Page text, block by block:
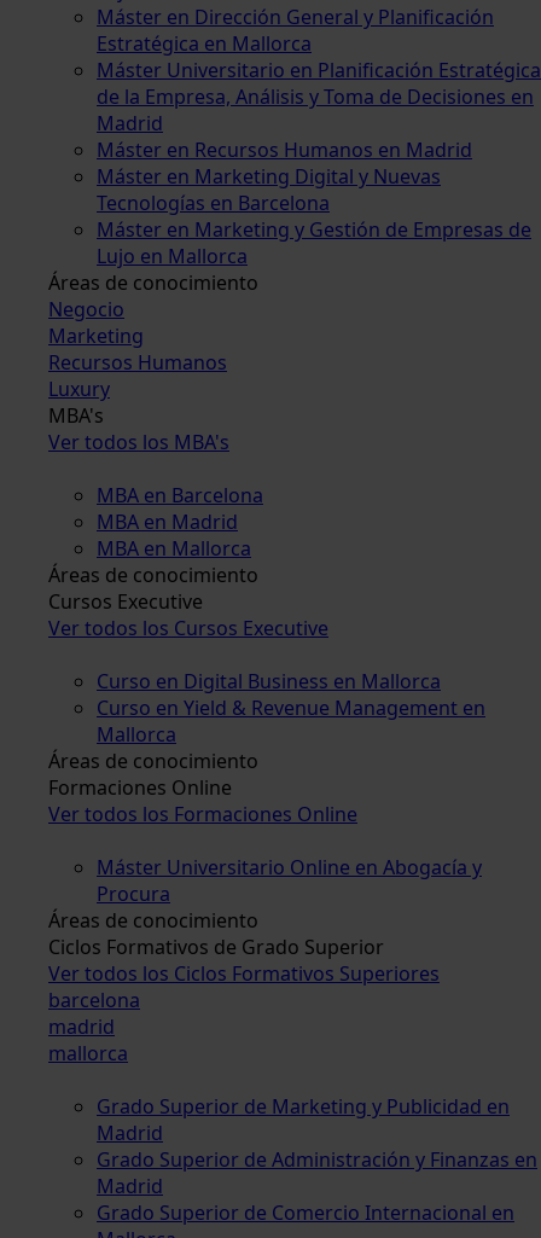
Máster en Dirección General y Planificación
Estratégica en Mallorca
Máster Universitario en Planificación Estratégica
de la Empresa, Análisis y Toma de Decisiones en
Madrid
Máster en Recursos Humanos en Madrid
Máster en Marketing Digital y Nuevas
Tecnologías en Barcelona
Máster en Marketing y Gestión de Empresas de
Lujo en Mallorca
Áreas de conocimiento
Negocio
Marketing
Recursos Humanos
Luxury
MBA's
Ver todos los MBA's
MBA en Barcelona
MBA en Madrid
MBA en Mallorca
Áreas de conocimiento
Cursos Executive
Ver todos los Cursos Executive
Curso en Digital Business en Mallorca
Curso en Yield & Revenue Management en
Mallorca
Áreas de conocimiento
Formaciones Online
Ver todos los Formaciones Online
Máster Universitario Online en Abogacía y
Procura
Áreas de conocimiento
Ciclos Formativos de Grado Superior
Ver todos los Ciclos Formativos Superiores
barcelona
madrid
mallorca
Grado Superior de Marketing y Publicidad en
Madrid
Grado Superior de Administración y Finanzas en
Madrid
Grado Superior de Comercio Internacional en